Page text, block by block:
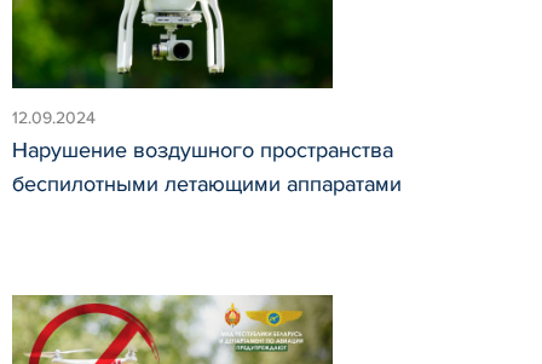
12.09.2024
Нарушение воздушного пространства
беспилотными летающими аппаратами